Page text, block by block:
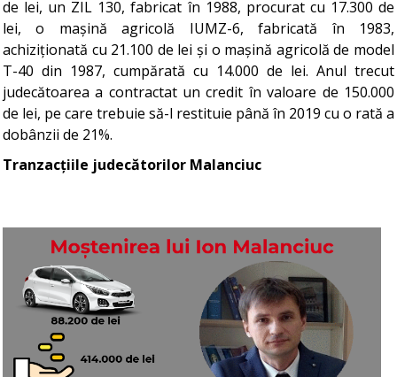
de lei, un ZIL 130, fabricat în 1988, procurat cu 17.300 de
lei, o mașină agricolă IUMZ-6, fabricată în 1983,
achiziționată cu 21.100 de lei și o mașină agricolă de model
T-40 din 1987, cumpărată cu 14.000 de lei. Anul trecut
judecătoarea a contractat un credit în valoare de 150.000
de lei, pe care trebuie să-l restituie până în 2019 cu o rată a
dobânzii de 21%.
Tranzacțiile judecătorilor Malanciuc